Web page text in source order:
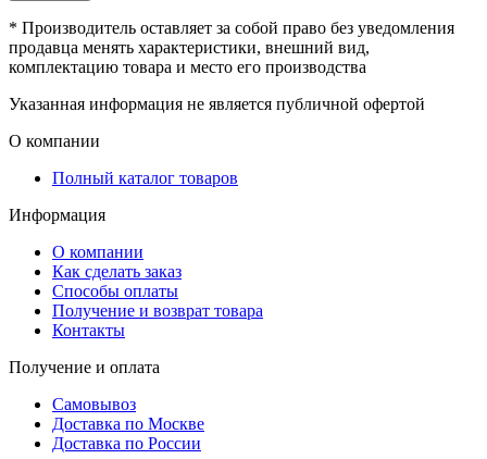
* Производитель оставляет за собой право без уведомления
продавца менять характеристики, внешний вид,
комплектацию товара и место его производства
Указанная информация не является публичной офертой
О компании
Полный каталог товаров
Информация
О компании
Как сделать заказ
Способы оплаты
Получение и возврат товара
Контакты
Получение и оплата
Самовывоз
Доставка по Москве
Доставка по России